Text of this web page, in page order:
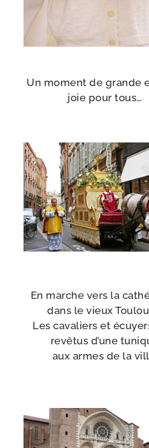
Un moment de grande
joie pour tous…
En marche vers la
dans le vieux
Les cava­liers et
revê­tus d’une
aux armes de la